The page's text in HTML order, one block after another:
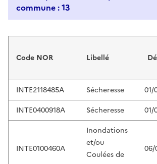
commune : 13
Code NOR Libellé
INTE2118485A
Sécheresse 01/
INTE0400918A
Sécheresse 01/
INTE0100460A
Inondations
et/ou
Coulées de
06/